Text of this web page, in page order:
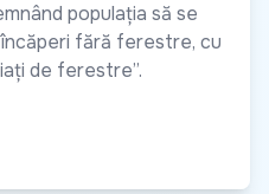
populația să se
fără ferestre, cu
de ferestre”.